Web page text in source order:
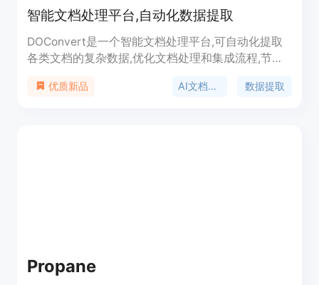
智能文档处理平台,自动化数据提取
DOConvert是一个智能文档处理平台,可自动化提取
各类文档的复杂数据,优化文档处理和集成流程,节省
括SAP、Salesforce等,也可自定义API集成到任何
优质新品 AI文档处理 数据提取
Propane